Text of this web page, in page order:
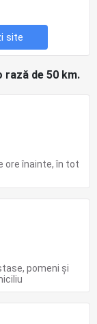
site
de 50 km.
ore înainte, în tot
pomeni și